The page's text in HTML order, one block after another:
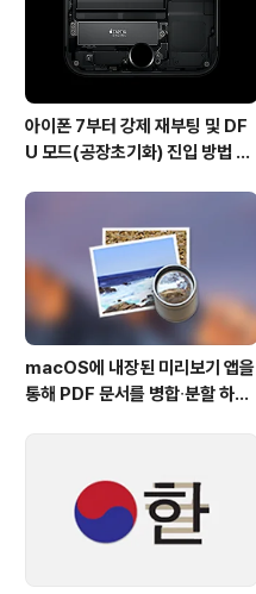
아이폰 7부터 강제 재부팅 및 DF
U 모드(공장초기화) 진입 방법 변
macOS에 내장된 미리보기 앱을
통해 PDF 문서를 병합∙분할 하는